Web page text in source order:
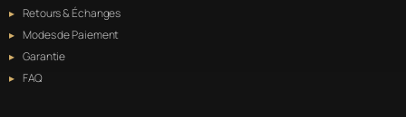
Retours & Échanges
Modes de Paiement
Garantie
FAQ